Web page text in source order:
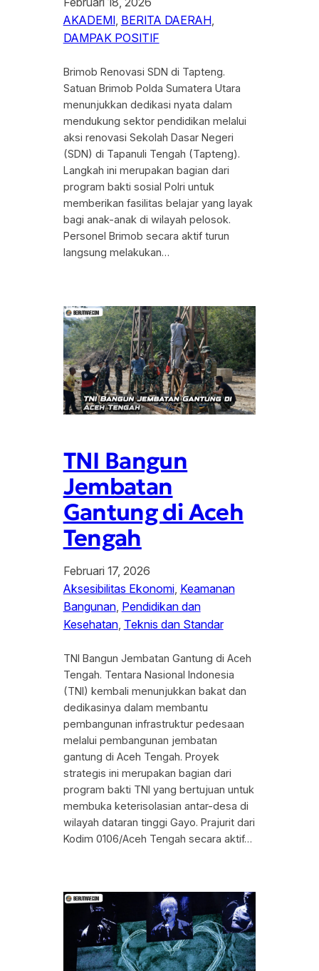
AKADEMI, BERITA DAERAH
DAMPAK POSITIF
Brimob Renovasi SDN di Tapteng.
Satuan Brimob Polda Sumatera Utara
menunjukkan dedikasi nyata dalam
mendukung sektor pendidikan melalui
aksi renovasi Sekolah Dasar Negeri
(SDN) di Tapanuli Tengah (Tapteng).
Langkah ini merupakan bagian dari
program bakti sosial Polri untuk
memberikan fasilitas belajar yang layak
bagi anak-anak di wilayah pelosok.
Personel Brimob secara aktif turun
langsung melakukan…
TNI Bangun
Jembatan
Gantung di Aceh
Tengah
Februari 17, 2026
Aksesibilitas Ekonomi, Keamanan
Bangunan, Pendidikan dan
Kesehatan, Teknis dan Standar
TNI Bangun Jembatan Gantung di Aceh
Tengah. Tentara Nasional Indonesia
(TNI) kembali menunjukkan bakat dan
dedikasinya dalam membantu
pembangunan infrastruktur pedesaan
melalui pembangunan jembatan
gantung di Aceh Tengah. Proyek
strategis ini merupakan bagian dari
program bakti TNI yang bertujuan untuk
membuka keterisolasian antar-desa di
wilayah dataran tinggi Gayo. Prajurit dari
Kodim 0106/Aceh Tengah secara aktif…